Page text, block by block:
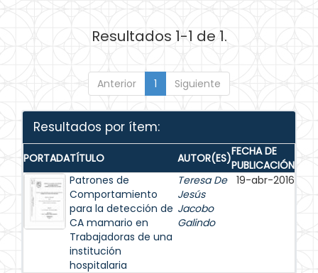
Resultados 1-1 de 1.
Anterior 1 Siguiente
Resultados por ítem:
PORTADATÍTULO AUTOR(ES)FECHA DE
PUBLICACIÓN
Patrones de
Comportamiento
para la detección de
CA mamario en
Trabajadoras de una
institución
hospitalaria
Teresa De
Jesús
Jacobo
Galindo
19-abr-2016